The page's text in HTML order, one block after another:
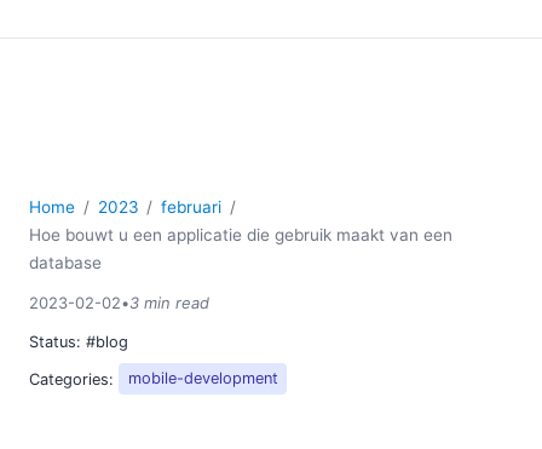
Home 2023
februari
Hoe bouwt u een applicatie die gebruik maakt van een
database
2023-02-02•3 min read
Status: #blog
Categories:
mobile-development